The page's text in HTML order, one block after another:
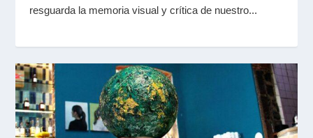
resguarda la memoria visual y crítica de nuestro...